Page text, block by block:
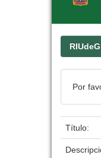
RIUdeG
Por
Título: